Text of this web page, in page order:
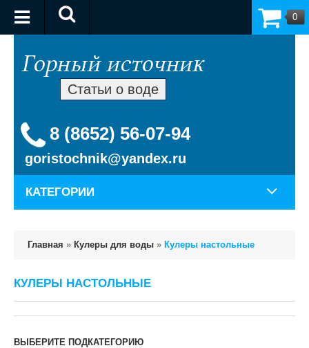
Статьи о воде
0
8 (8652) 56-07-94
goristochnik@yandex.ru
КАТЕГОРИИ
Главная » Кулеры для воды » Кулеры настольные
КУЛЕРЫ НАСТОЛЬНЫЕ
ВЫБЕРИТЕ ПОДКАТЕГОРИЮ